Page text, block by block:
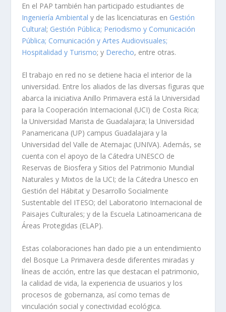
En el PAP también han participado estudiantes de
Ingeniería Ambiental y de las licenciaturas en Gestión
Cultural; Gestión Pública; Periodismo y Comunicación
Pública; Comunicación y Artes Audiovisuales;
Hospitalidad y Turismo; y Derecho, entre otras.
El trabajo en red no se detiene hacia el interior de la
universidad. Entre los aliados de las diversas figuras que
abarca la iniciativa Anillo Primavera está la Universidad
para la Cooperación Internacional (UCI) de Costa Rica;
la Universidad Marista de Guadalajara; la Universidad
Panamericana (UP) campus Guadalajara y la
Universidad del Valle de Atemajac (UNIVA). Además, se
cuenta con el apoyo de la Cátedra UNESCO de
Reservas de Biosfera y Sitios del Patrimonio Mundial
Naturales y Mixtos de la UCI; de la Cátedra Unesco en
Gestión del Hábitat y Desarrollo Socialmente
Sustentable del ITESO; del Laboratorio Internacional de
Paisajes Culturales; y de la Escuela Latinoamericana de
Áreas Protegidas (ELAP).
Estas colaboraciones han dado pie a un entendimiento
del Bosque La Primavera desde diferentes miradas y
líneas de acción, entre las que destacan el patrimonio,
la calidad de vida, la experiencia de usuarios y los
procesos de gobernanza, así como temas de
vinculación social y conectividad ecológica.